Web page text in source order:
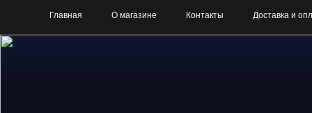
Главная О магазине Контакты Доставка и